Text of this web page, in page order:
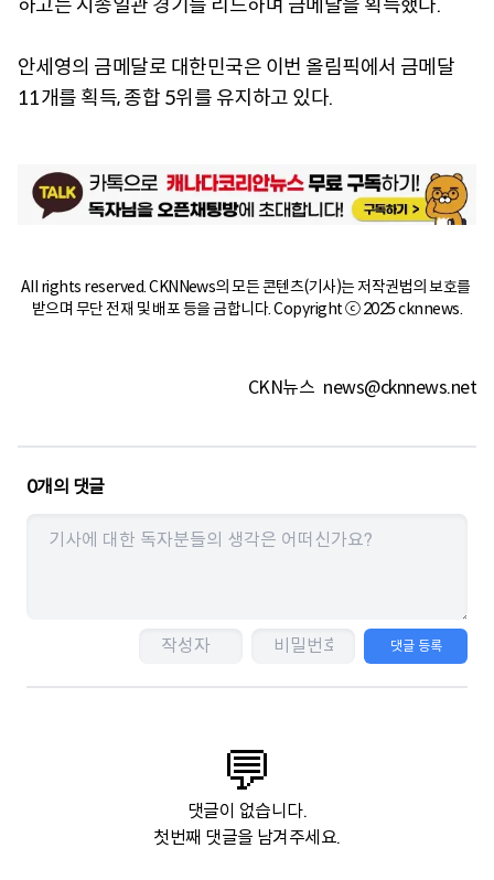
하고는 시종일관 경기를 리드하며 금메달을 획득했다.
안세영의 금메달로 대한민국은 이번 올림픽에서 금메달
11개를 획득, 종합 5위를 유지하고 있다.
All rights reserved. CKNNews의 모든 콘텐츠(기사)는 저작권법의 보호를
받으며 무단 전재 및 배포 등을 금합니다. Copyright ⓒ 2025 cknnews.
CKN뉴스 news@cknnews.net
0개의 댓글
댓글 등록
💬
댓글이 없습니다.
첫번째 댓글을 남겨주세요.